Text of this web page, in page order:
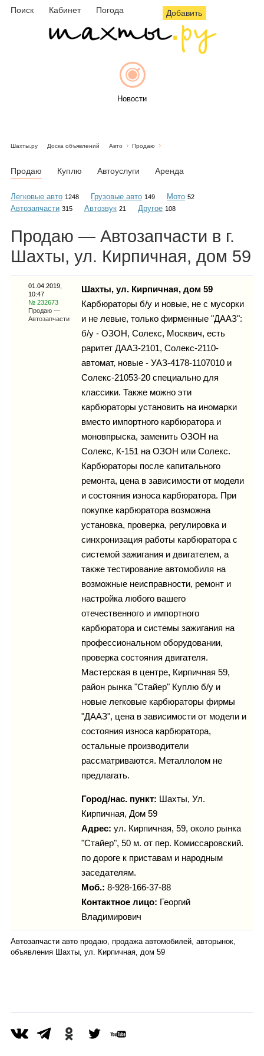
Поиск Кабинет Погода Добавить
Новости
Объявления
Каталог
Инфо
Гороскоп
Карты
Фотогалерея
Шахты.ру Доска объявлений Авто Продаю
Продаю Куплю Автоуслуги Аренда
Легковые авто 1248 Грузовые авто 149 Мото 52
Автозапчасти 315 Автозвук 21 Другое 108
Продаю — Автозапчасти в г.
Шахты, ул. Кирпичная, дом 59
01.04.2019,
10:47
№ 232673
Продаю —
Автозапчасти
Шахты, ул. Кирпичная, дом 59
Карбюраторы б/у и новые, не с мусорки
и не левые, только фирменные "ДААЗ":
б/у - ОЗОН, Солекс, Москвич, есть
раритет ДААЗ-2101, Солекс-2110-
автомат, новые - УАЗ-4178-1107010 и
Солекс-21053-20 специально для
классики. Также можно эти
карбюраторы установить на иномарки
вместо импортного карбюратора и
моновпрыска, заменить ОЗОН на
Солекс, К-151 на ОЗОН или Солекс.
Карбюраторы после капитального
ремонта, цена в зависимости от модели
и состояния износа карбюратора. При
покупке карбюратора возможна
установка, проверка, регулировка и
синхронизация работы карбюратора с
системой зажигания и двигателем, а
также тестирование автомобиля на
возможные неисправности, ремонт и
настройка любого вашего
отечественного и импортного
карбюратора и системы зажигания на
профессиональном оборудовании,
проверка состояния двигателя.
Мастерская в центре, Кирпичная 59,
район рынка "Стайер" Куплю б/у и
новые легковые карбюраторы фирмы
"ДААЗ", цена в зависимости от модели и
состояния износа карбюратора,
остальные производители
рассматриваются. Металлолом не
предлагать.
Город/нас. пункт: Шахты, Ул.
Кирпичная, Дом 59
Адрес: ул. Кирпичная, 59, около рынка
"Стайер", 50 м. от пер. Комиссаровский.
по дороге к приставам и народным
заседателям.
Моб.: 8-928-166-37-88
Контактное лицо: Георгий
Владимирович
Автозапчасти авто продаю, продажа автомобилей, авторынок,
объявления Шахты, ул. Кирпичная, дом 59